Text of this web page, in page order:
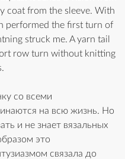
coat from the sleeve. With
performed the first turn of
struck me. A yarn tail
row turn without knitting
со всеми
на всю жизнь. Но
и не знает вязальных
это
связала до